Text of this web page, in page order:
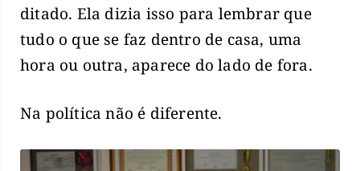
ditado. Ela dizia isso para lembrar que
tudo o que se faz dentro de casa, uma
hora ou outra, aparece do lado de fora.
Na política não é diferente.